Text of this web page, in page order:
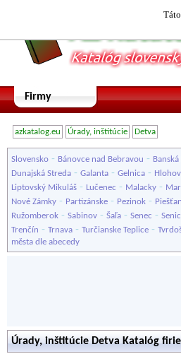
Firmy
azkatalog.eu Úrady, inštitúcie Detva
Slovensko - Bánovce nad Bebravou -
Dunajská Streda - Galanta - Gelnica -
Liptovský Mikuláš - Lučenec - Malacky -
Nové Zámky - Partizánske - Pezinok -
Ružomberok - Sabinov - Šaľa - Senec -
Trenčín - Trnava - Turčianske Teplice -
města dle abecedy
Úrady, inštitúcie Detva Katalóg